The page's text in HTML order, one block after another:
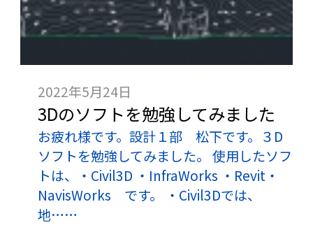
2022年5月24日
3Dのソフトを勉強してみました
お疲れ様です。設計１部 松下です。３D
ソフトを勉強してみました。 使用したソフ
トは、・Civil3D ・InfraWorks ・Revit・
NavisWorks です。 ・Civil3Dでは、
地……